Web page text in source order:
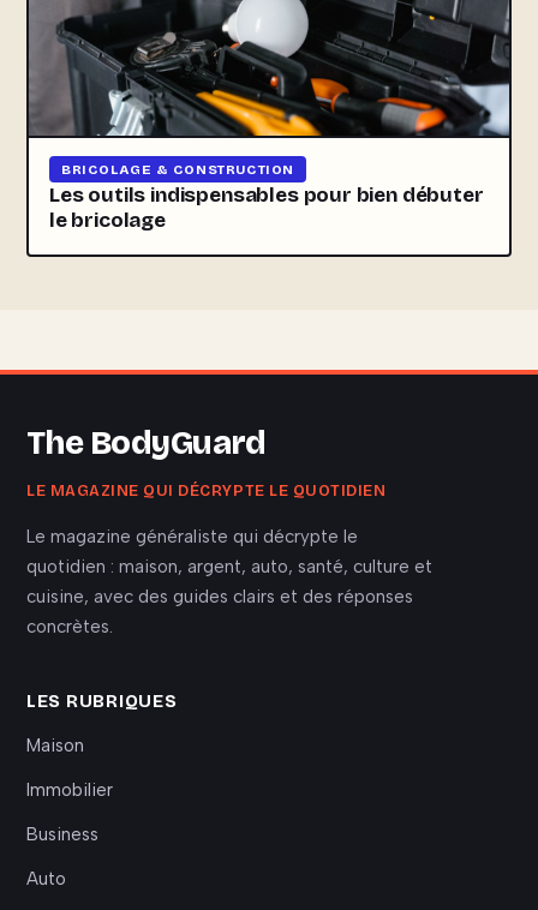
BRICOLAGE & CONSTRUCTION
Les outils indispensables pour bien débuter
le bricolage
The BodyGuard
LE MAGAZINE QUI DÉCRYPTE LE QUOTIDIEN
Le magazine généraliste qui décrypte le
quotidien : maison, argent, auto, santé, culture et
cuisine, avec des guides clairs et des réponses
concrètes.
LES RUBRIQUES
Maison
Immobilier
Business
Auto